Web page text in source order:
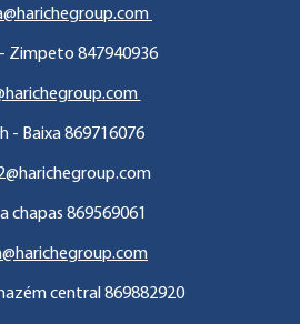
- Zimpeto 847940936
- Baixa 869716076
chapas 869569061
central 869882920